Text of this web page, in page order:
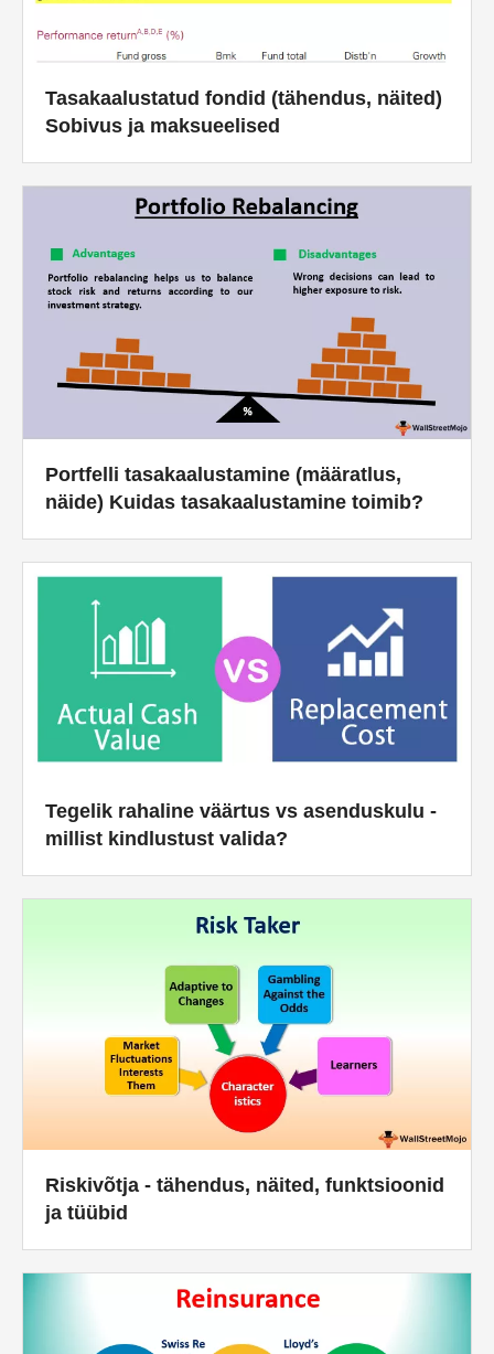
Tasakaalustatud fondid (tähendus, näited)
Sobivus ja maksueelised
Portfelli tasakaalustamine (määratlus,
näide) Kuidas tasakaalustamine toimib?
Tegelik rahaline väärtus vs asenduskulu -
millist kindlustust valida?
Riskivõtja - tähendus, näited, funktsioonid
ja tüübid